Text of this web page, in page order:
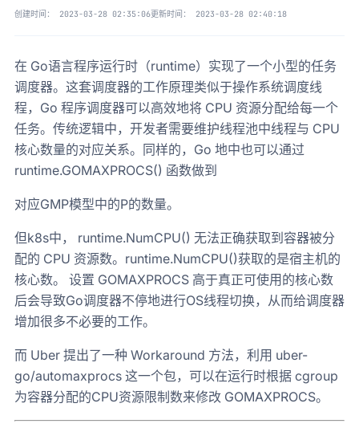
创建时间： 2023-03-28 02:35:06更新时间： 2023-03-28 02:40:18
在 Go语言程序运行时（runtime）实现了一个小型的任务
调度器。这套调度器的工作原理类似于操作系统调度线
程，Go 程序调度器可以高效地将 CPU 资源分配给每一个
任务。传统逻辑中，开发者需要维护线程池中线程与 CPU
核心数量的对应关系。同样的，Go 地中也可以通过
runtime.GOMAXPROCS() 函数做到
对应GMP模型中的P的数量。
但k8s中， runtime.NumCPU() 无法正确获取到容器被分
配的 CPU 资源数。runtime.NumCPU()获取的是宿主机的
核心数。 设置 GOMAXPROCS 高于真正可使用的核心数
后会导致Go调度器不停地进行OS线程切换，从而给调度器
增加很多不必要的工作。
而 Uber 提出了一种 Workaround 方法，利用 uber-
go/automaxprocs 这一个包，可以在运行时根据 cgroup
为容器分配的CPU资源限制数来修改 GOMAXPROCS。